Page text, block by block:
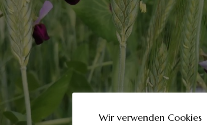
Wir verwenden Cookies